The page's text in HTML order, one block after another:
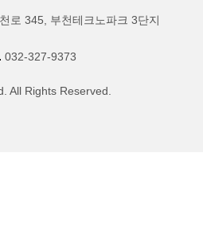
로 345, 부천테크노파크 3단지
032-327-9373
All Rights Reserved.